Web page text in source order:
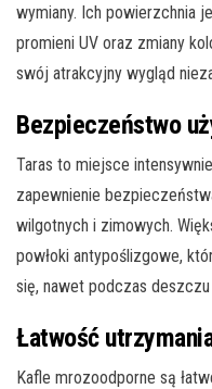
wymiany. Ich powierzchnia
promieni UV oraz zmiany
swój atrakcyjny wygląd
Bezpieczeństwo
Taras to miejsce
zapewnienie
wilgotnych i zimowych.
powłoki antypoślizgowe,
się, nawet podczas
Łatwość
Kafle mrozoodporne są